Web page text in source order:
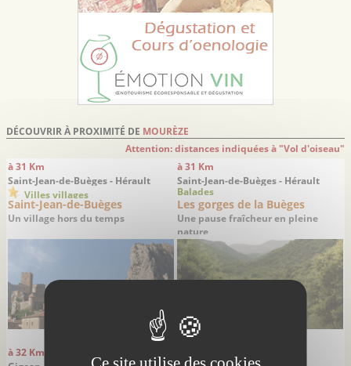
DÉCOUVRIR À PROXIMITÉ DE MOURÈZE
Attention: distances indiquées à "Vol d'oiseau"
à 31 Km
Saint-Jean-de-Buèges - Hérault
Villes villages
Saint-Jean-de-Buèges
Un village hors du temps
à 31 Km
Saint-Jean-de-Buèges - Hérault
Balades
Les gorges de la Buèges
Une pause fraîcheur en pleine
nature
à 32 Km